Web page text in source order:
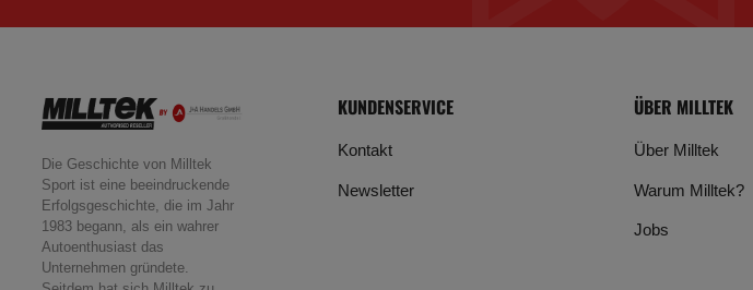
Die Geschichte von Milltek
Sport ist eine beeindruckende
Erfolgsgeschichte, die im Jahr
1983 begann, als ein wahrer
Autoenthusiast das
Unternehmen gründete.
KUNDENSERVICE
Kontakt
Newsletter
ÜBER MILLTEK
Über Milltek
Warum Milltek?
Jobs